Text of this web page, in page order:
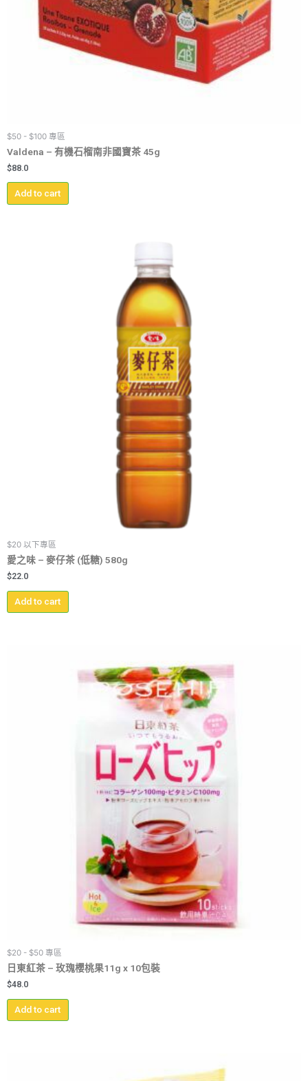
$50 - $100 專區
Valdena – 有機石榴南非國寶茶 45g
$88.0
Add to cart
$20 以下專區
愛之味 – 麥仔茶 (低糖) 580g
$22.0
Add to cart
$20 - $50 專區
日東紅茶 – 玫瑰櫻桃果11g x 10包裝
$48.0
Add to cart